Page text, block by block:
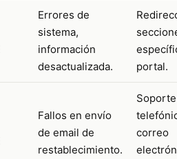
Errores de
sistema,
información
desactualizada.
portal.
Fallos en envío
de email de
restablecimiento.
Soporte
correo